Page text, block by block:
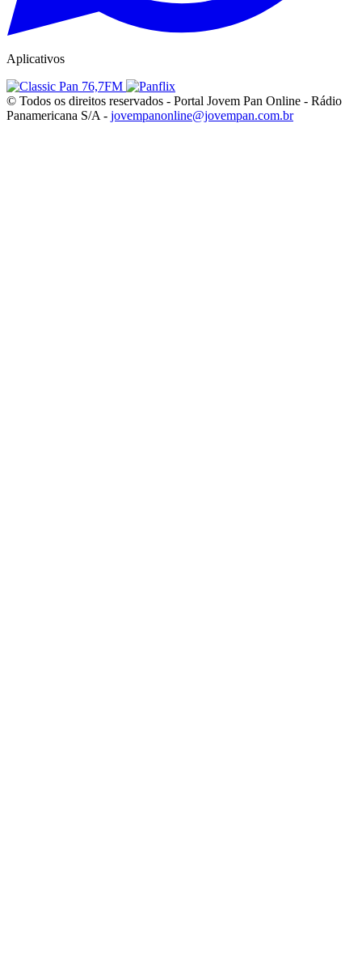
Aplicativos
© Todos os direitos reservados - Portal Jovem Pan Online - Rádio
Panamericana S/A - jovempanonline@jovempan.com.br